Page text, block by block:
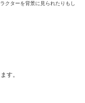
クターを背景に見られたりもし
す。